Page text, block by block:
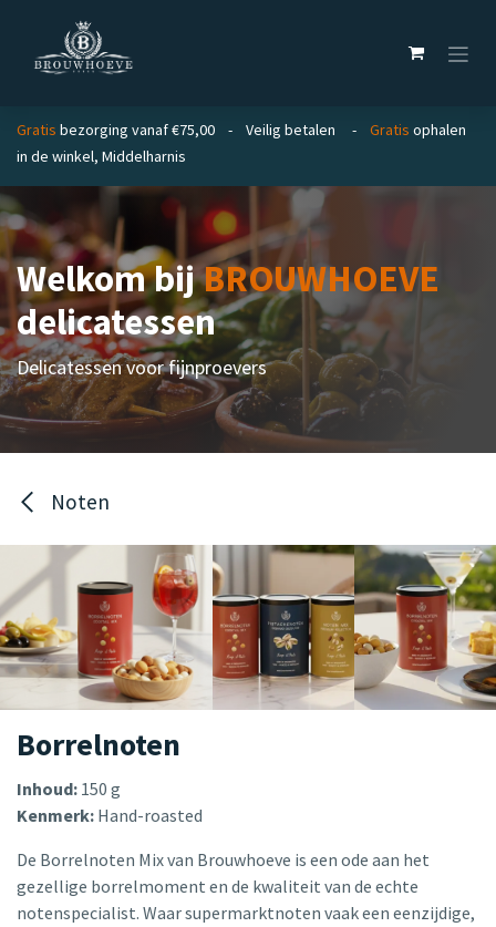
Overslaan naar inhoud
Gratis bezorging vanaf €75,00 - Veilig betalen - Gratis ophalen
in de winkel, Middelharnis
Welkom bijBROUWHOEVE
delicatessen
Delicatessen voor fijnproevers
Noten
Borrelnoten
Inhoud: 150 g
Kenmerk: Hand-roasted
De Borrelnoten Mix van Brouwhoeve is een ode aan het
gezellige borrelmoment en de kwaliteit van de echte
notenspecialist. Waar supermarktnoten vaak een eenzijdige,